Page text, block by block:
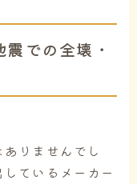
での全壊・
りませんでし
ているメーカー